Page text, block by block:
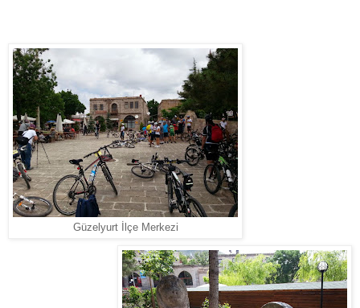
Güzelyurt İlçe Merkezi